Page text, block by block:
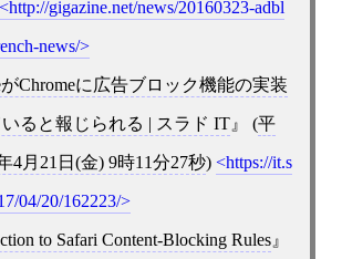
http://gigazine.net/news/20160323-adbl
news/
がChromeに広告ブロック機能の実装
ると報じられる | スラド IT (平
4月21日(金) 9時11分27秒) https://it.s
04/20/162223/
to Safari Content-Blocking Rules